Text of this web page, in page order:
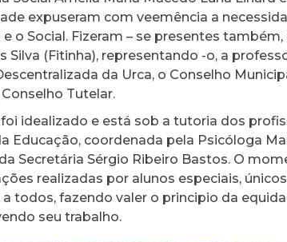
expuseram com veemência a
e o Social. Fizeram – se presentes
Silva (Fitinha), representando -o, a
da Urca, o Conselho
Conselho Tutelar.
idealizado e está sob a tutoria dos
Educação, coordenada pela Psicóloga
Secretária Sérgio Ribeiro Bastos. O
realizadas por alunos especiais,
todos, fazendo valer o principio da
seu trabalho.